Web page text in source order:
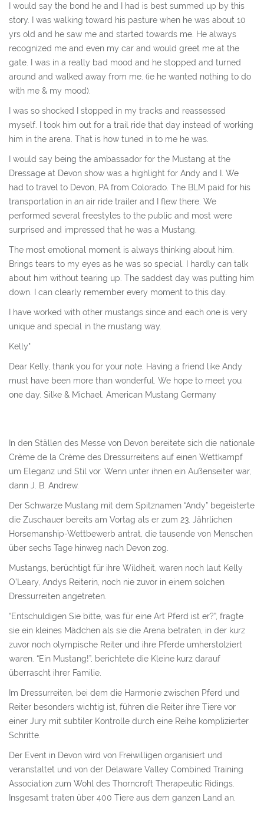
I would say the bond he and I had is best summed up by this
story. I was walking toward his pasture when he was about 10
yrs old and he saw me and started towards me. He always
recognized me and even my car and would greet me at the
gate. I was in a really bad mood and he stopped and turned
around and walked away from me. (ie he wanted nothing to do
with me & my mood).
I was so shocked I stopped in my tracks and reassessed
myself. I took him out for a trail ride that day instead of working
him in the arena. That is how tuned in to me he was.
I would say being the ambassador for the Mustang at the
Dressage at Devon show was a highlight for Andy and I. We
had to travel to Devon, PA from Colorado. The BLM paid for his
transportation in an air ride trailer and I flew there. We
performed several freestyles to the public and most were
surprised and impressed that he was a Mustang.
The most emotional moment is always thinking about him.
Brings tears to my eyes as he was so special. I hardly can talk
about him without tearing up. The saddest day was putting him
down. I can clearly remember every moment to this day.
I have worked with other mustangs since and each one is very
unique and special in the mustang way.
Kelly"
Dear Kelly, thank you for your note. Having a friend like Andy
must have been more than wonderful. We hope to meet you
one day. Silke & Michael, American Mustang Germany
In den Ställen des Messe von Devon bereitete sich die nationale
Crème de la Crème des Dressurreitens auf einen Wettkampf
um Eleganz und Stil vor. Wenn unter ihnen ein Außenseiter war,
dann J. B. Andrew.
Der Schwarze Mustang mit dem Spitznamen “Andy” begeisterte
die Zuschauer bereits am Vortag als er zum 23. Jährlichen
Horsemanship-Wettbewerb antrat, die tausende von Menschen
über sechs Tage hinweg nach Devon zog.
Mustangs, berüchtigt für ihre Wildheit, waren noch laut Kelly
O’Leary, Andys Reiterin, noch nie zuvor in einem solchen
Dressurreiten angetreten.
“Entschuldigen Sie bitte, was für eine Art Pferd ist er?”, fragte
sie ein kleines Mädchen als sie die Arena betraten, in der kurz
zuvor noch olympische Reiter und ihre Pferde umherstolziert
waren. “Ein Mustang!”, berichtete die Kleine kurz darauf
überrascht ihrer Familie.
Im Dressurreiten, bei dem die Harmonie zwischen Pferd und
Reiter besonders wichtig ist, führen die Reiter ihre Tiere vor
einer Jury mit subtiler Kontrolle durch eine Reihe komplizierter
Schritte.
Der Event in Devon wird von Freiwilligen organisiert und
veranstaltet und von der Delaware Valley Combined Training
Association zum Wohl des Thorncroft Therapeutic Ridings.
Insgesamt traten über 400 Tiere aus dem ganzen Land an.